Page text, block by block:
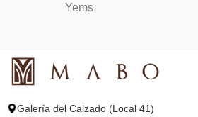
Yems
Galería del Calzado (Local 41)